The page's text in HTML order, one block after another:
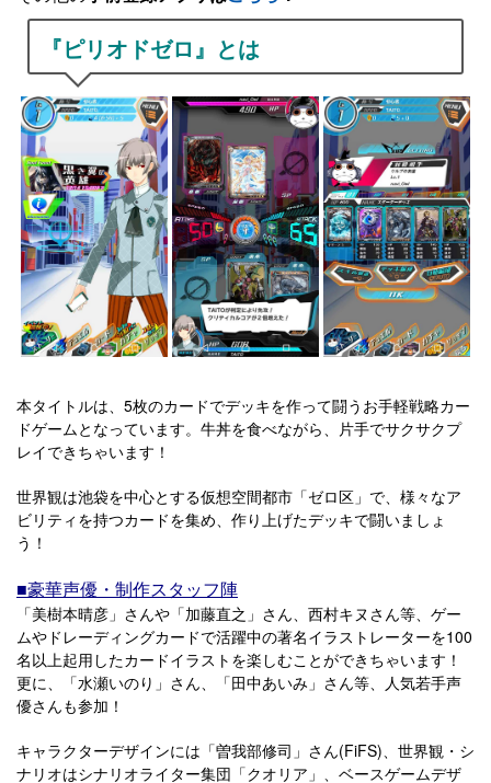
『ピリオドゼロ』とは
本タイトルは、5枚のカードでデッキを作って闘うお手軽戦略カー
ドゲームとなっています。牛丼を食べながら、片手でサクサクプ
レイできちゃいます！
世界観は池袋を中心とする仮想空間都市「ゼロ区」で、様々なア
ビリティを持つカードを集め、作り上げたデッキで闘いましょ
う！
■豪華声優・制作スタッフ陣
「美樹本晴彦」さんや「加藤直之」さん、西村キヌさん等、ゲー
ムやドレーディングカードで活躍中の著名イラストレーターを100
名以上起用したカードイラストを楽しむことができちゃいます！
更に、「水瀬いのり」さん、「田中あいみ」さん等、人気若手声
優さんも参加！
キャラクターデザインには「曽我部修司」さん(FiFS)、世界観・シ
ナリオはシナリオライター集団「クオリア」、ベースゲームデザ